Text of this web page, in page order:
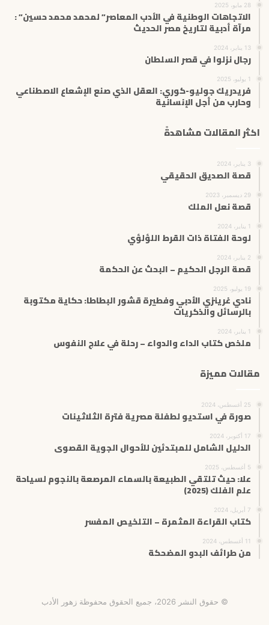
28 مايو، 2025
الاتجاهات الوطنية في الأدب المعاصر” لمحمد محمد حسين” :
مرآة أدبية لتاريخ مصر الحديث
13 يناير، 2024
رجال نزلوا في قصر السلطان
1 يوليو، 2025
فريدريك جوليو-كوري: العقل الذي صنع الإشعاع الاصطناعي
وحارب من أجل الإنسانية
اكثر المقالات مشاهدةً
3 يناير، 2024
قصة الصديق الحقيقي
29 ديسمبر، 2023
قصة نعل الملك
1 يناير، 2024
لوحة الفتاة ذات القرط اللؤلؤي
2 يناير، 2024
قصة الرجل الحكيم – البحث عن الحكمة
19 يوليو، 2025
نادي غرينزي الأدبي وفطيرة قشور البطاطا: حكاية مكتوبة
بالرسائل والذكريات
1 يناير، 2024
ملخص كتاب الداء والدواء – رحلة في علاج النفوس
مقالات مميزة
25 أغسطس، 2024
صورة في استديو لطفلة مصرية فترة الثلاثينات
17 أكتوبر، 2024
الدليل الشامل للمبتدئين للأحوال الجوية القصوى
5 أغسطس، 2025
علا: حيث تلتقي الطبيعة بالسماء المرصعة بالنجوم لسياحة
علم الفلك (2025)
7 أبريل، 2024
كتاب القراءة المثمرة – التلخيص المفسر
11 أغسطس، 2024
من طرائف البدو المضحكة
© حقوق النشر 2026، جميع الحقوق محفوظة زهور الأدب